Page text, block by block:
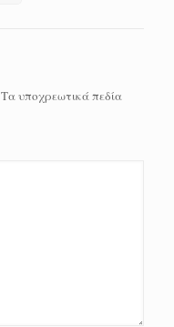
Τα υποχρεωτικά πεδία